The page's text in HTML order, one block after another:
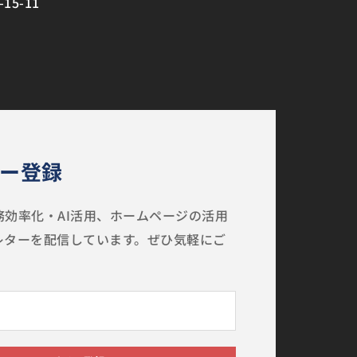
登録
率化・AI活用、ホームページの活用
ーを配信しています。ぜひ気軽にご